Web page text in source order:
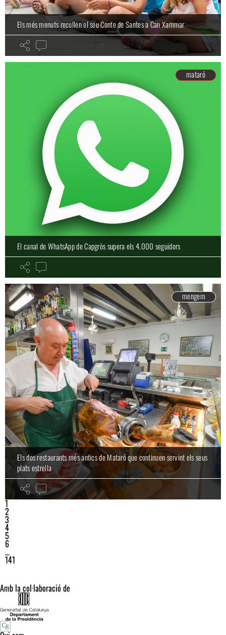
Els més menuts recullen el seu Conte de Santes a Can Xammar
mataró
El canal de WhatsApp de Capgròs supera els 4.000 seguidors
mengem
Els dos restaurants més antics de Mataró que continuen servint els seus
plats estrella
1
2
3
4
5
6
…
141
Amb la col·laboració de